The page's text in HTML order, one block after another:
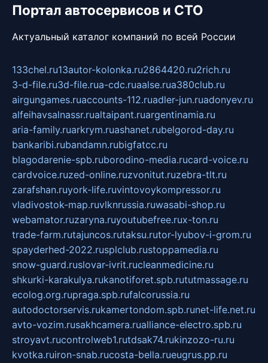
Портал автосервисов и СТО
Актуальный каталог компаний по всей России
133chel.ru13autor-kolonka.ru2864420.ru2rich.ru
3-d-file.ru3d-file.rua-cdc.ruaalse.rua380club.ru
airgungames.ruaccounts-112.ruadler-jun.ruadonyev.ru
alfeihavsalnassr.rualtaipant.ruargentinamia.ru
aria-family.ruarkrym.ruashanet.rubelgorod-day.ru
bankaribi.rubandamn.rubigfatcc.ru
blagodarenie-spb.ruborodino-media.rucard-voice.ru
cardvoice.ruzed-online.ruzvonitut.ruzebra-tlt.ru
zarafshan.ruyork-life.ruvintovoykompressor.ru
vladivostok-map.ruvlknrussia.ruwasabi-shop.ru
webamator.ruzaryna.ruyoutubefree.rux-ton.ru
trade-farm.rutajuncos.rutaksu.rutor-lyubov-i-grom.ru
spayderhed-2022.rusplclub.rustoppamedia.ru
snow-guard.ruslovar-ivrit.rucleanmedicine.ru
shkurki-karakulya.rukanotiforet.spb.rututmassage.ru
ecolog.org.rupraga.spb.rufalcorussia.ru
autodoctorservis.rukamertondom.spb.runet-life.net.ru
avto-vozim.rusakhcamera.rualliance-electro.spb.ru
stroyavt.rucontrolweb1.rutdsak74.rukinzozo-ru.ru
kvotka.ruiron-snab.rucosta-bella.rueugrus.pp.ru